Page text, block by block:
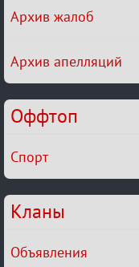
Архив жалоб
Архив апелляций
Оффтоп
Спорт
Кланы
Объявления